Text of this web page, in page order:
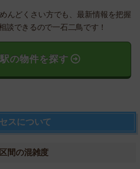
んどくさい方でも、最新情報を把握
談できるので一石二鳥です！
の物件を探す
スについて
間の混雑度